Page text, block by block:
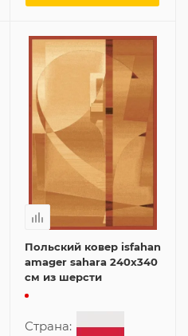
Польский ковер isfahan
amager sahara 240x340
см из шерсти
Страна: